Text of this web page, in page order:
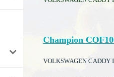
Champion
VOLKSWAGEN CADDY